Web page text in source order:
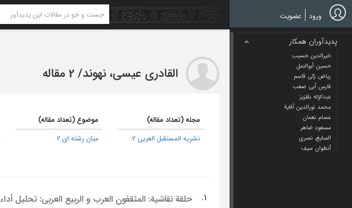
Skip
to
main
ورود عضویت
پدیدآوران همکار
خیرالدین حسیب
حسین أبوالنمل
ریاض زکی قاسم
فارس أبی صعب
عبدالإله بلقزیز
محمد نورالدین أفایة
عصام نعمان
مسعود ضاهر
الصایغ، نصری
أنطوان سیف
القادری عیسی، نهوند/ 2 مقاله
مجله (تعداد مقاله)
نشریه المستقبل العربی 2
موضوع (تعداد مقاله)
میان رشته ای 2
1. حلقة نقاشیة: المثقفون العرب و الربیع العربی: تحلیل أداء